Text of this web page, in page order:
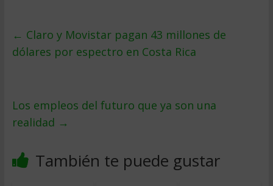
← Claro y Movistar pagan 43 millones de
dólares por espectro en Costa Rica
Los empleos del futuro que ya son una
realidad →
También te puede gustar